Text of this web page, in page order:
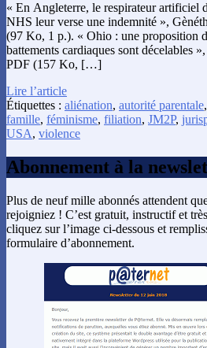
« En Angleterre, le respirateur artificiel
NHS leur verse une indemnité »,
(97 Ko, 1 p.). « Ohio : une proposition
battements cardiaques sont décelables
PDF (157 Ko, […]
Lire l’article
Étiquettes : aliénation, autorité parentale,
famille, féminisme, filiation, JM2P,
USA, violence
Abonnement à la
Plus de neuf mille abonnés attendent
rejoigniez ! C’est gratuit, instructif et
cliquez sur l’image ci-dessous et
formulaire d’abonnement.